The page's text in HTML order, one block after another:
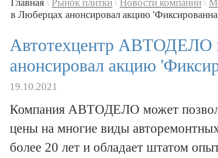
Главная \ Рынок плитки \ Новости компаний \
в Люберцах анонсировал акцию
Автотехцентр АВТОДЕЛО
анонсировал акцию
19.10.2021
Компания АВТОДЕЛО может
цены на многие виды
более 20 лет и обладает штатом